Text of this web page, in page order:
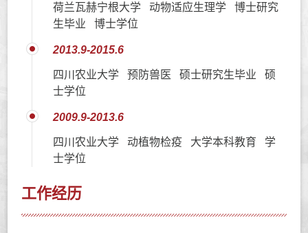
荷兰瓦赫宁根大学 动物适应生理学 博士研究
生毕业 博士学位
2013.9-2015.6
四川农业大学 预防兽医 硕士研究生毕业 硕
士学位
2009.9-2013.6
四川农业大学 动植物检疫 大学本科教育 学
士学位
工作经历